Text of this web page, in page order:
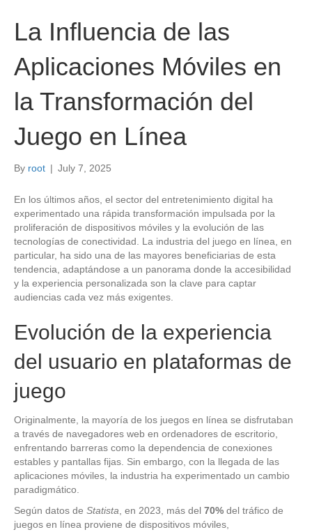
La Influencia de las
Aplicaciones Móviles en
la Transformación del
Juego en Línea
By root | July 7, 2025
En los últimos años, el sector del entretenimiento digital ha
experimentado una rápida transformación impulsada por la
proliferación de dispositivos móviles y la evolución de las
tecnologías de conectividad. La industria del juego en línea, en
particular, ha sido una de las mayores beneficiarias de esta
tendencia, adaptándose a un panorama donde la accesibilidad
y la experiencia personalizada son la clave para captar
audiencias cada vez más exigentes.
Evolución de la experiencia
del usuario en plataformas de
juego
Originalmente, la mayoría de los juegos en línea se disfrutaban
a través de navegadores web en ordenadores de escritorio,
enfrentando barreras como la dependencia de conexiones
estables y pantallas fijas. Sin embargo, con la llegada de las
aplicaciones móviles, la industria ha experimentado un cambio
paradigmático.
Según datos de Statista , en 2023, más del 70% del tráfico de
juegos en línea proviene de dispositivos móviles,